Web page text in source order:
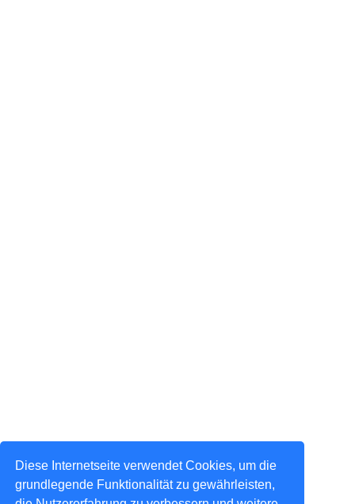
Diese Internetseite verwendet Cookies, um die
grundlegende Funktionalität zu gewährleisten,